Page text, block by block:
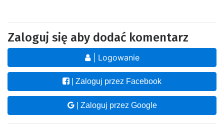
Zaloguj się aby dodać komentarz
| Logowanie
| Zaloguj przez Facebook
| Zaloguj przez Google